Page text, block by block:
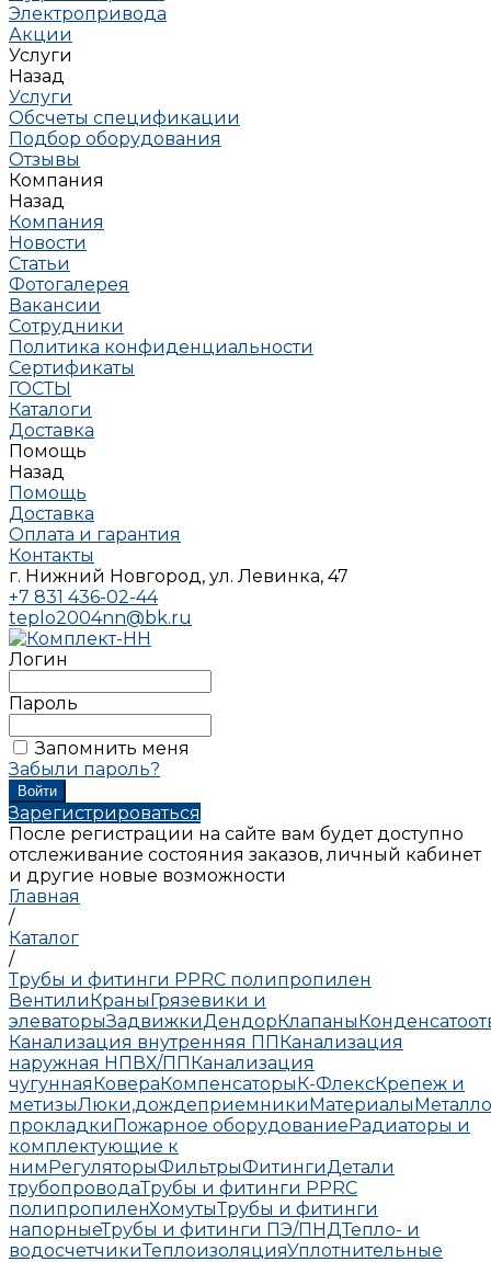
Электропривода
Акции
Услуги
Назад
Услуги
Обсчеты спецификации
Подбор оборудования
Отзывы
Компания
Назад
Компания
Новости
Статьи
Фотогалерея
Вакансии
Сотрудники
Политика конфиденциальности
Сертификаты
ГОСТЫ
Каталоги
Доставка
Помощь
Назад
Помощь
Доставка
Оплата и гарантия
Контакты
г. Нижний Новгород, ул. Левинка, 47
+7 831 436-02-44
teplo2004nn@bk.ru
Логин
Пароль
Запомнить меня
Забыли пароль?
Зарегистрироваться
После регистрации на сайте вам будет доступно
отслеживание состояния заказов, личный кабинет
и другие новые возможности
Главная
/
Каталог
/
Трубы и фитинги PPRC полипропилен
ВентилиКраныГрязевики и
элеваторыЗадвижкиДендорКлапаны
Канализация внутренняя ППКанализация
наружная НПВХ/ППКанализация
чугуннаяКовераКомпенсаторыК-ФлексКрепеж и
метизыЛюки,дождеприемникиМатериалы
прокладкиПожарное оборудованиеРадиаторы и
комплектующие к
нимРегуляторыФильтрыФитингиДетали
трубопроводаТрубы и фитинги PPRC
полипропиленХомутыТрубы и фитинги
напорныеТрубы и фитинги ПЭ/ПНДТепло- и
водосчетчикиТеплоизоляцияУплотнительные